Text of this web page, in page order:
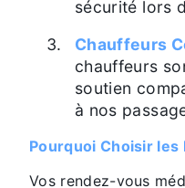
sécurité lors
Chauffeurs
chauffeurs
soutien
à nos
Pourquoi Choisir
Vos rendez-vous